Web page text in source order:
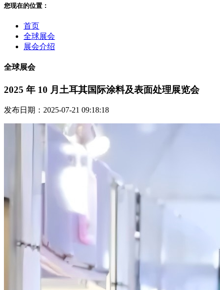
您现在的位置：
首页
全球展会
展会介绍
全球展会
2025 年 10 月土耳其国际涂料及表面处理展览会
发布日期：2025-07-21 09:18:18